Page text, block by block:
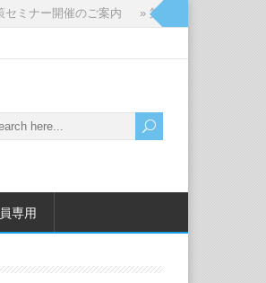
ー開催のご案内 » 第27回メディカルスタッフ
専用